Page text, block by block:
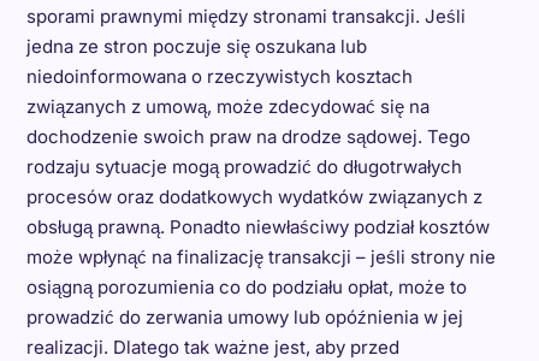
sporami prawnymi między stronami transakcji. Jeśli
jedna ze stron poczuje się oszukana lub
niedoinformowana o rzeczywistych kosztach
związanych z umową, może zdecydować się na
dochodzenie swoich praw na drodze sądowej. Tego
rodzaju sytuacje mogą prowadzić do długotrwałych
procesów oraz dodatkowych wydatków związanych z
obsługą prawną. Ponadto niewłaściwy podział kosztów
może wpłynąć na finalizację transakcji – jeśli strony nie
osiągną porozumienia co do podziału opłat, może to
prowadzić do zerwania umowy lub opóźnienia w jej
realizacji. Dlatego tak ważne jest, aby przed